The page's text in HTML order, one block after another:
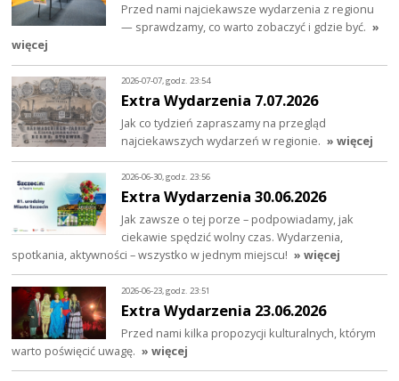
Przed nami najciekawsze wydarzenia z regionu
— sprawdzamy, co warto zobaczyć i gdzie być. »
więcej
2026-07-07, godz. 23:54
Extra Wydarzenia 7.07.2026
Jak co tydzień zapraszamy na przegląd
najciekawszych wydarzeń w regionie. » więcej
2026-06-30, godz. 23:56
Extra Wydarzenia 30.06.2026
Jak zawsze o tej porze – podpowiadamy, jak
ciekawie spędzić wolny czas. Wydarzenia,
spotkania, aktywności – wszystko w jednym miejscu! » więcej
2026-06-23, godz. 23:51
Extra Wydarzenia 23.06.2026
Przed nami kilka propozycji kulturalnych, którym
warto poświęcić uwagę. » więcej